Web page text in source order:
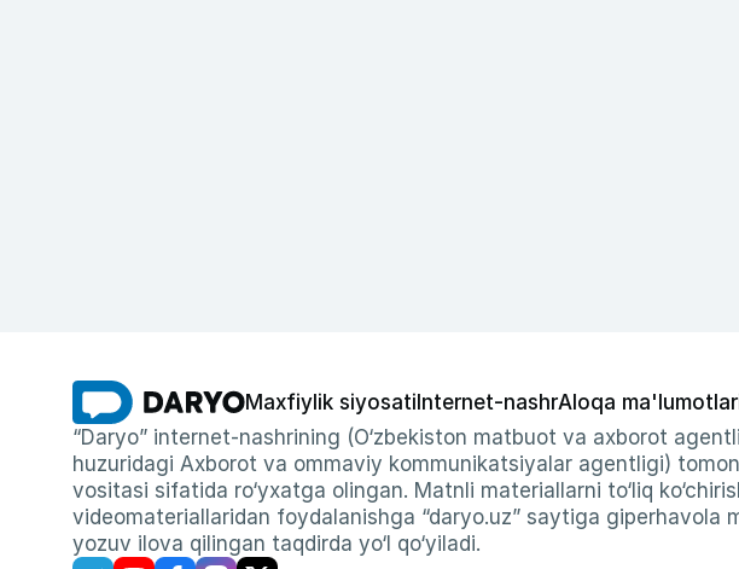
Maxfiylik siyosati Internet-nashrAloqa
“Daryo” internet-nashrining (O‘zbekiston matbuot va axborot
huzuridagi Axborot va ommaviy kommunikatsiyalar agentligi)
vositasi sifatida ro‘yxatga olingan. Matnli materiallarni to‘liq
videomateriallaridan foydalanishga “daryo.uz” saytiga giperhavola
yozuv ilova qilingan taqdirda yo‘l qo‘yiladi.